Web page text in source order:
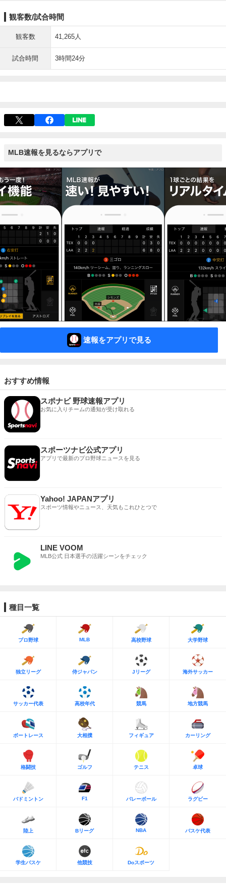
観客数/試合時間
観客数 41,265人
試合時間 3時間24分
MLB速報を見るならアプリで
速報をアプリで見る
おすすめ情報
スポナビ 野球速報アプリ
お気に入りチームの通知が受け取れる
スポーツナビ公式アプリ
アプリで最新のプロ野球ニュースを見る
Yahoo! JAPANアプリ
スポーツ情報やニュース、天気もこれひとつで
LINE VOOM
MLB公式 日本選手の活躍シーンをチェック
種目一覧
プロ野球 MLB 高校野球 大学野球
独立リーグ 侍ジャパン Jリーグ 海外サッカー
サッカー代表 高校年代 競馬 地方競馬
ボートレース 大相撲 フィギュア カーリング
格闘技 ゴルフ テニス 卓球
バドミントン F1 バレーボール ラグビー
陸上 Bリーグ NBA バスケ代表
学生バスケ 他競技 Doスポーツ